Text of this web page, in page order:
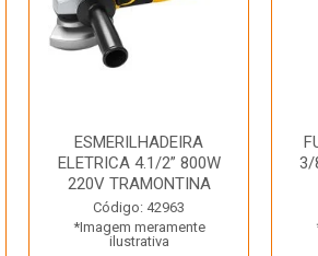
ESMERILHADEIRA
ELETRICA 4.1/2” 800W
220V TRAMONTINA
Código: 42963
*Imagem meramente
ilustrativa
3/